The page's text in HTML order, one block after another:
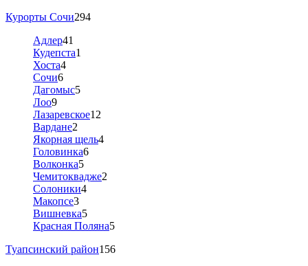
Курорты Сочи294
Адлер41
Кудепста1
Хоста4
Сочи6
Дагомыс5
Лоо9
Лазаревское12
Вардане2
Якорная щель4
Головинка6
Волконка5
Чемитоквадже2
Солоники4
Макопсе3
Вишневка5
Красная Поляна5
Туапсинский район156